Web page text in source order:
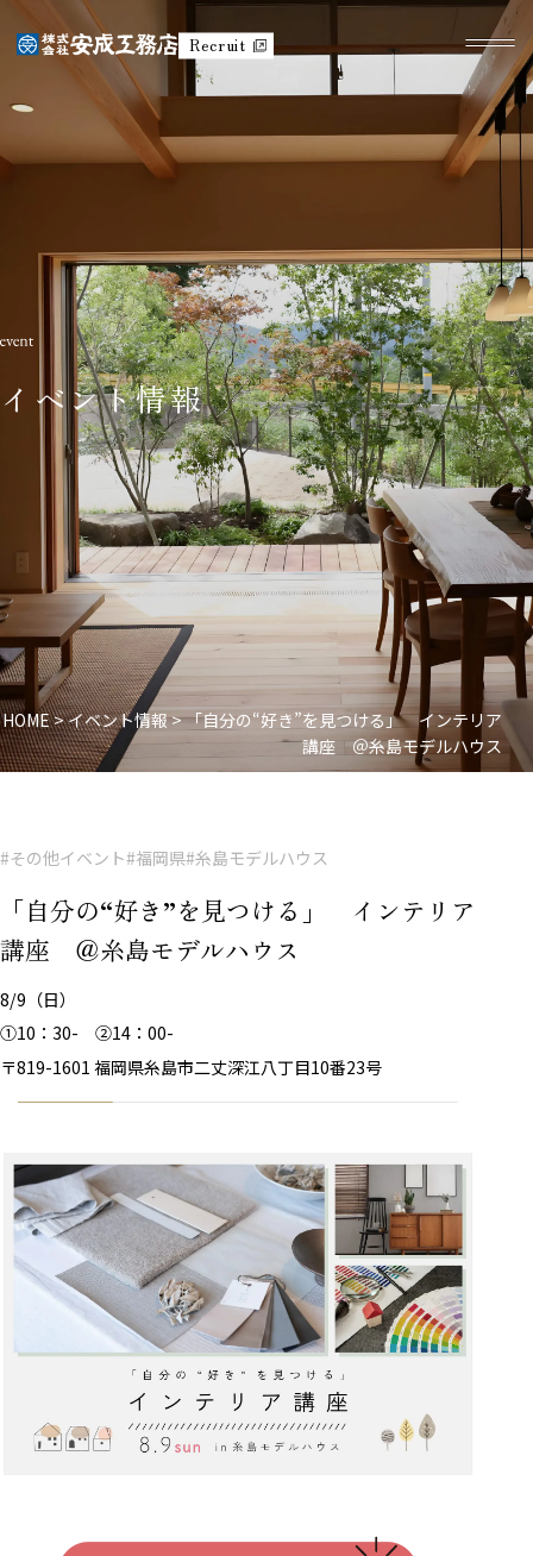
Recruit
イベント情報
HOME>イベント情報>「自分の“好き”を見つける」 インテリア
講座 ＠糸島モデルハウス
#その他イベント#福岡県#糸島モデルハウス
「自分の“好き”を見つける」 インテリア
講座 ＠糸島モデルハウス
8/9（日）
①10：30- ②14：00-
〒819-1601 福岡県糸島市二丈深江八丁目10番23号